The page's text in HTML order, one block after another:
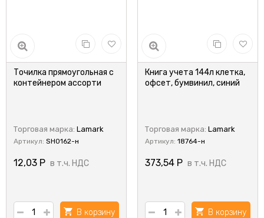
Точилка прямоугольная с
контейнером ассорти
Торговая марка: Lamark
Артикул: SH0162-н
12,03 Р в т.ч. НДС
В корзину
Книга учета 144л клетка,
офсет, бумвинил, синий
Торговая марка: Lamark
Артикул: 18764-н
373,54 Р в т.ч. НДС
В корзину